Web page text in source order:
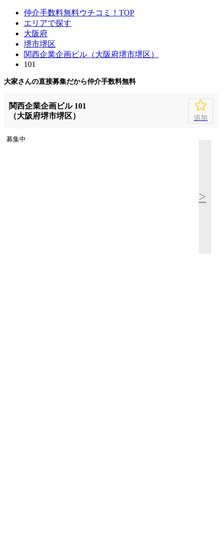
仲介手数料無料ウチコミ！TOP
エリアで探す
大阪府
堺市堺区
関西企業企画ビル（大阪府堺市堺区）
101
大家さんの直接募集だから仲介手数料無料
関西企業企画ビル 101
（大阪府堺市堺区）
追加
募集中
>